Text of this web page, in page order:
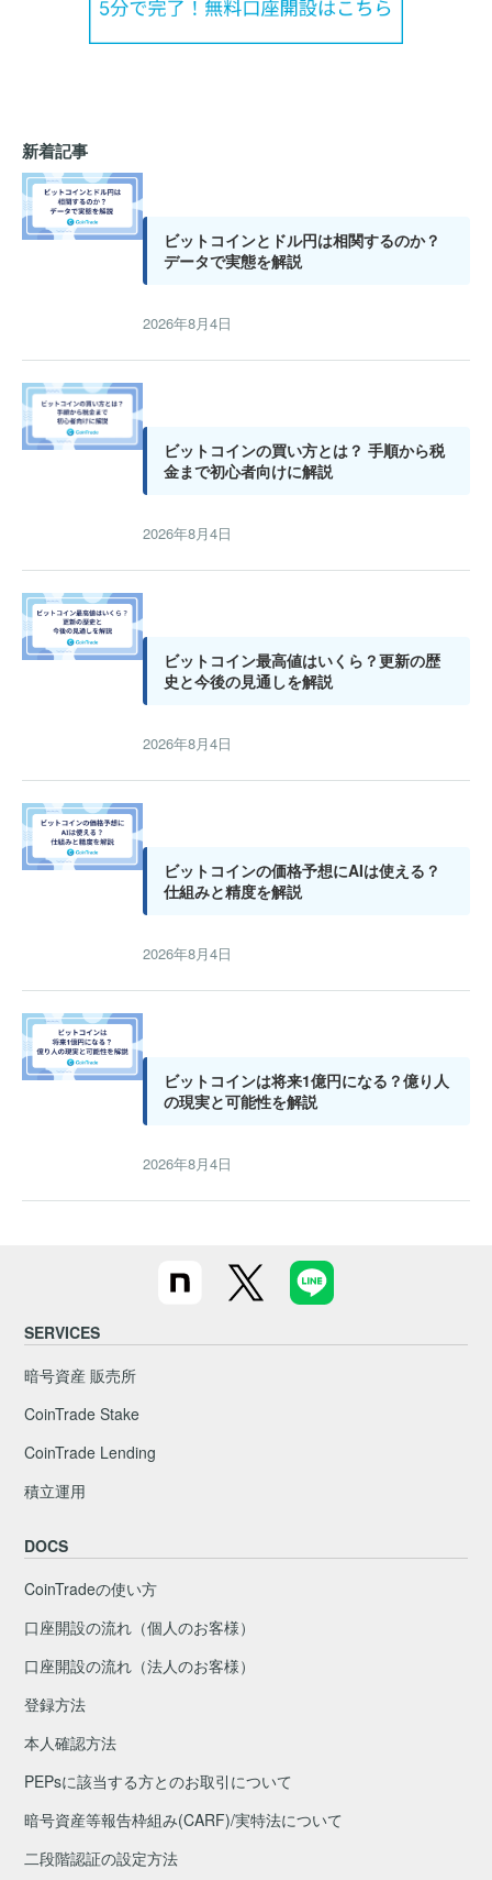
新着記事
ビットコインとドル円は相関するのか？
データで実態を解説
2026年8月4日
ビットコインの買い方とは？ 手順から税
金まで初心者向けに解説
2026年8月4日
ビットコイン最高値はいくら？更新の歴
史と今後の見通しを解説
2026年8月4日
ビットコインの価格予想にAIは使える？
仕組みと精度を解説
2026年8月4日
ビットコインは将来1億円になる？億り人
の現実と可能性を解説
2026年8月4日
SERVICES
暗号資産 販売所
CoinTrade Stake
CoinTrade Lending
積立運用
DOCS
CoinTradeの使い方
口座開設の流れ（個人のお客様）
口座開設の流れ（法人のお客様）
登録方法
本人確認方法
PEPsに該当する方とのお取引について
暗号資産等報告枠組み(CARF)/実特法について
二段階認証の設定方法